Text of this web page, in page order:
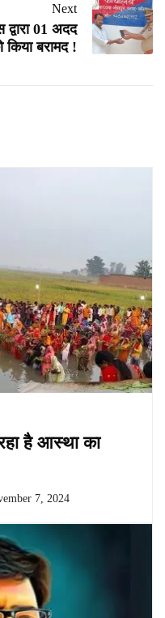
Next
01 अदद
किया बरामद !
है आस्था का
7, 2024